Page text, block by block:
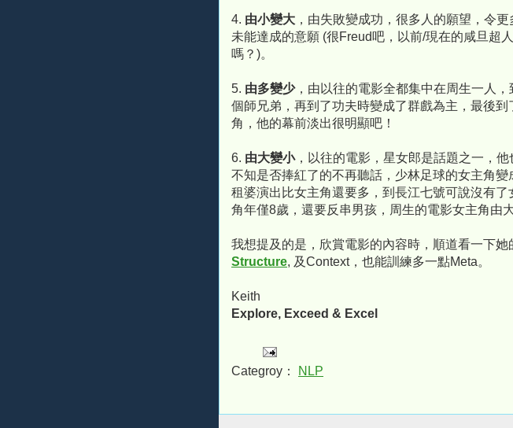
4. 由小變大 ，由失敗變成功，很多人的願望，令
未能達成的意願 (很Freud吧，以前/現在的咸旦超
嗎？)。
5. 由多變少，由以往的電影全都集中在周生一人
個師兄弟，再到了功夫時變成了群戲為主，最後到
角，他的幕前淡出很明顯吧！
6. 由大變小，以往的電影，星女郎是話題之一，他
不知是否捧紅了的不再聽話，少林足球的女主角變
租婆演出比女主角還要多，到長江七號可說沒有了
角年僅8歲，還要反串男孩，周生的電影女主角由大
我想提及的是，欣賞電影的內容時，順道看一下她
Structure, 及Context，也能訓練多一點Meta。
Keith
Explore, Exceed & Excel
Categroy： NLP